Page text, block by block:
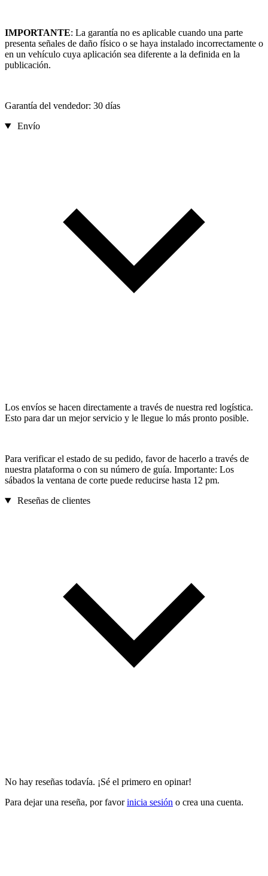
IMPORTANTE: La garantía no es aplicable cuando una parte
presenta señales de daño físico o se haya instalado incorrectamente o
en un vehículo cuya aplicación sea diferente a la definida en la
publicación.
Garantía del vendedor: 30 días
Envío
Los envíos se hacen directamente a través de nuestra red logística.
Esto para dar un mejor servicio y le llegue lo más pronto posible.
Para verificar el estado de su pedido, favor de hacerlo a través de
nuestra plataforma o con su número de guía. Importante: Los
sábados la ventana de corte puede reducirse hasta 12 pm.
Reseñas de clientes
No hay reseñas todavía. ¡Sé el primero en opinar!
Para dejar una reseña, por favorinicia sesión o crea una cuenta.